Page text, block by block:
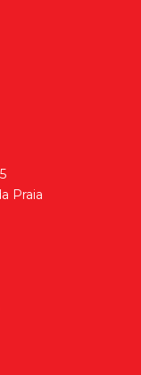
Praia